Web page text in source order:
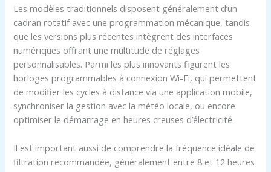
Les modèles traditionnels disposent généralement d’un
cadran rotatif avec une programmation mécanique, tandis
que les versions plus récentes intègrent des interfaces
numériques offrant une multitude de réglages
personnalisables. Parmi les plus innovants figurent les
horloges programmables à connexion Wi-Fi, qui permettent
de modifier les cycles à distance via une application mobile,
synchroniser la gestion avec la météo locale, ou encore
optimiser le démarrage en heures creuses d’électricité.
Il est important aussi de comprendre la fréquence idéale de
filtration recommandée, généralement entre 8 et 12 heures